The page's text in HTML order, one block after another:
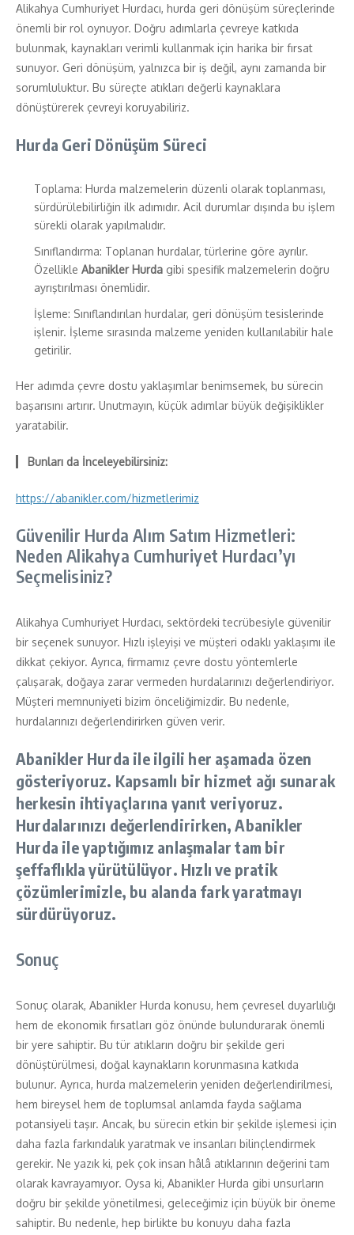
Alikahya Cumhuriyet Hurdacı, hurda geri dönüşüm süreçlerinde
önemli bir rol oynuyor. Doğru adımlarla çevreye katkıda
bulunmak, kaynakları verimli kullanmak için harika bir fırsat
sunuyor. Geri dönüşüm, yalnızca bir iş değil, aynı zamanda bir
sorumluluktur. Bu süreçte atıkları değerli kaynaklara
dönüştürerek çevreyi koruyabiliriz.
Hurda Geri Dönüşüm Süreci
Toplama: Hurda malzemelerin düzenli olarak toplanması,
sürdürülebilirliğin ilk adımıdır. Acil durumlar dışında bu işlem
sürekli olarak yapılmalıdır.
Sınıflandırma: Toplanan hurdalar, türlerine göre ayrılır.
Özellikle Abanikler Hurda gibi spesifik malzemelerin doğru
ayrıştırılması önemlidir.
İşleme: Sınıflandırılan hurdalar, geri dönüşüm tesislerinde
işlenir. İşleme sırasında malzeme yeniden kullanılabilir hale
getirilir.
Her adımda çevre dostu yaklaşımlar benimsemek, bu sürecin
başarısını artırır. Unutmayın, küçük adımlar büyük değişiklikler
yaratabilir.
Bunları da İnceleyebilirsiniz:
https://abanikler.com/hizmetlerimiz
Güvenilir Hurda Alım Satım Hizmetleri:
Neden Alikahya Cumhuriyet Hurdacı’yı
Seçmelisiniz?
Alikahya Cumhuriyet Hurdacı, sektördeki tecrübesiyle güvenilir
bir seçenek sunuyor. Hızlı işleyişi ve müşteri odaklı yaklaşımı ile
dikkat çekiyor. Ayrıca, firmamız çevre dostu yöntemlerle
çalışarak, doğaya zarar vermeden hurdalarınızı değerlendiriyor.
Müşteri memnuniyeti bizim önceliğimizdir. Bu nedenle,
hurdalarınızı değerlendirirken güven verir.
Abanikler Hurda ile ilgili her aşamada özen
gösteriyoruz. Kapsamlı bir hizmet ağı sunarak
herkesin ihtiyaçlarına yanıt veriyoruz.
Hurdalarınızı değerlendirirken,Abanikler
Hurda ile yaptığımız anlaşmalar tam bir
şeffaflıkla yürütülüyor. Hızlı ve pratik
çözümlerimizle, bu alanda fark yaratmayı
sürdürüyoruz.
Sonuç
Sonuç olarak, Abanikler Hurda konusu, hem çevresel duyarlılığı
hem de ekonomik fırsatları göz önünde bulundurarak önemli
bir yere sahiptir. Bu tür atıkların doğru bir şekilde geri
dönüştürülmesi, doğal kaynakların korunmasına katkıda
bulunur. Ayrıca, hurda malzemelerin yeniden değerlendirilmesi,
hem bireysel hem de toplumsal anlamda fayda sağlama
potansiyeli taşır. Ancak, bu sürecin etkin bir şekilde işlemesi için
daha fazla farkındalık yaratmak ve insanları bilinçlendirmek
gerekir. Ne yazık ki, pek çok insan hâlâ atıklarının değerini tam
olarak kavrayamıyor. Oysa ki, Abanikler Hurda gibi unsurların
doğru bir şekilde yönetilmesi, geleceğimiz için büyük bir öneme
sahiptir. Bu nedenle, hep birlikte bu konuyu daha fazla